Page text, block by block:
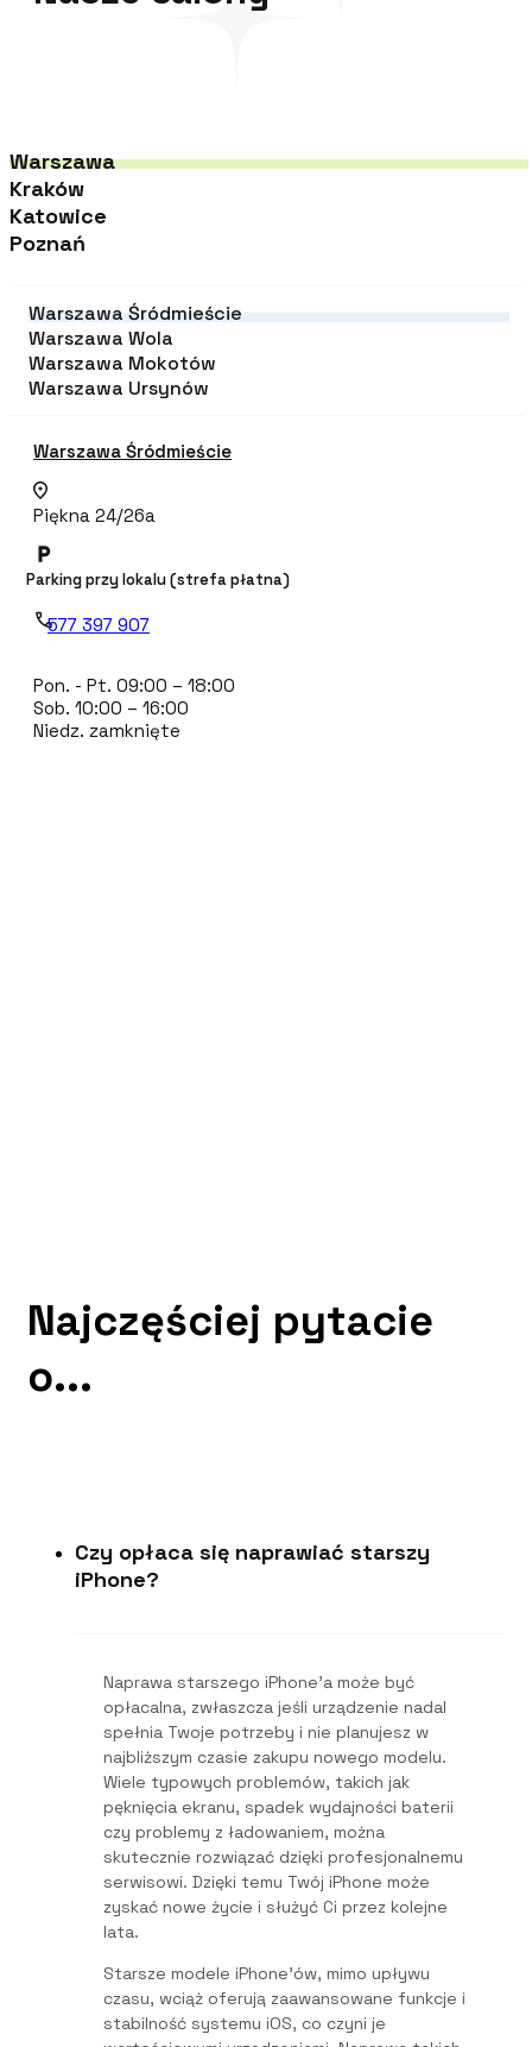
Warszawa
Kraków
Katowice
Poznań
Warszawa Śródmieście
Warszawa Wola
Warszawa Mokotów
Warszawa Ursynów
Warszawa Śródmieście
Piękna 24/26a
Parking przy lokalu (strefa płatna)
577 397 907
Pon. - Pt. 09:00 – 18:00
Sob. 10:00 – 16:00
Niedz. zamknięte
Najczęściej pytacie
o...
Czy opłaca się naprawiać starszy
iPhone?
Naprawa starszego iPhone’a może być
opłacalna, zwłaszcza jeśli urządzenie nadal
spełnia Twoje potrzeby i nie planujesz w
najbliższym czasie zakupu nowego modelu.
Wiele typowych problemów, takich jak
pęknięcia ekranu, spadek wydajności baterii
czy problemy z ładowaniem, można
skutecznie rozwiązać dzięki profesjonalnemu
serwisowi. Dzięki temu Twój iPhone może
zyskać nowe życie i służyć Ci przez kolejne
lata.
Starsze modele iPhone’ów, mimo upływu
czasu, wciąż oferują zaawansowane funkcje i
stabilność systemu iOS, co czyni je